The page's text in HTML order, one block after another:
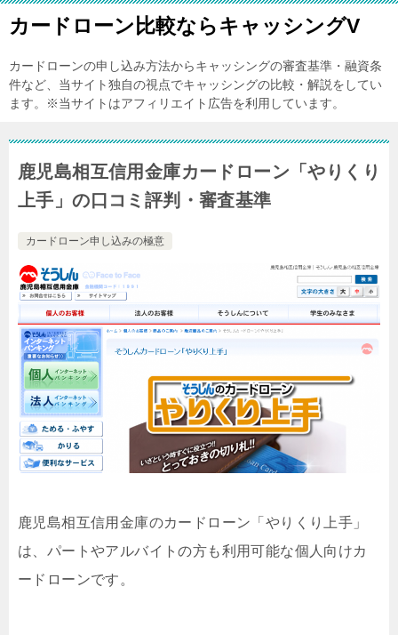
カードローン比較ならキャッシングV
カードローンの申し込み方法からキャッシングの審査基準・融資条
件など、当サイト独自の視点でキャッシングの比較・解説をしてい
ます。※当サイトはアフィリエイト広告を利用しています。
鹿児島相互信用金庫カードローン「やりくり
上手」の口コミ評判・審査基準
カードローン申し込みの極意
鹿児島相互信用金庫のカードローン「やりくり上手」
は、パートやアルバイトの方も利用可能な個人向けカ
ードローンです。